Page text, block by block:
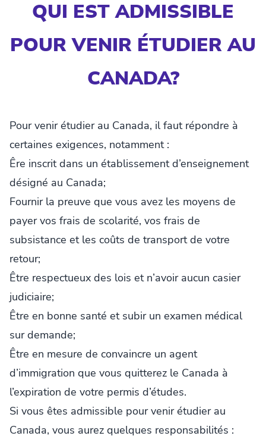
QUI EST ADMISSIBLE
POUR VENIR ÉTUDIER AU
CANADA?
Pour venir étudier au Canada, il faut répondre à
certaines exigences, notamment :
Êre inscrit dans un établissement d’enseignement
désigné au Canada;
Fournir la preuve que vous avez les moyens de
payer vos frais de scolarité, vos frais de
subsistance et les coûts de transport de votre
retour;
Être respectueux des lois et n’avoir aucun casier
judiciaire;
Être en bonne santé et subir un examen médical
sur demande;
Être en mesure de convaincre un agent
d’immigration que vous quitterez le Canada à
l’expiration de votre permis d’études.
Si vous êtes admissible pour venir étudier au
Canada, vous aurez quelques responsabilités :